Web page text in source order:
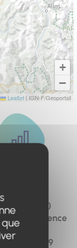
+
−
Leaflet | IGN-F/Geoportail
GTPA)
Provence
Sisteron,
en 9